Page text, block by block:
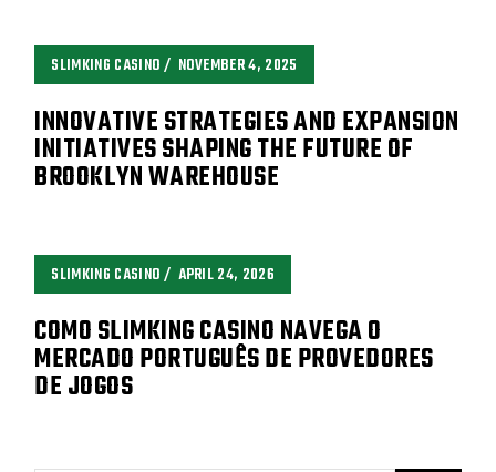
SLIMKING CASINO NOVEMBER 4, 2025
INNOVATIVE STRATEGIES AND EXPANSION
INITIATIVES SHAPING THE FUTURE OF
BROOKLYN WAREHOUSE
SLIMKING CASINO APRIL 24, 2026
COMO SLIMKING CASINO NAVEGA O
MERCADO PORTUGUÊS DE PROVEDORES
DE JOGOS